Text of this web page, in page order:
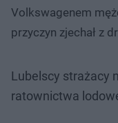
Volkswagenem
przyczyn zjechał z
Lubelscy strażacy
ratownictwa